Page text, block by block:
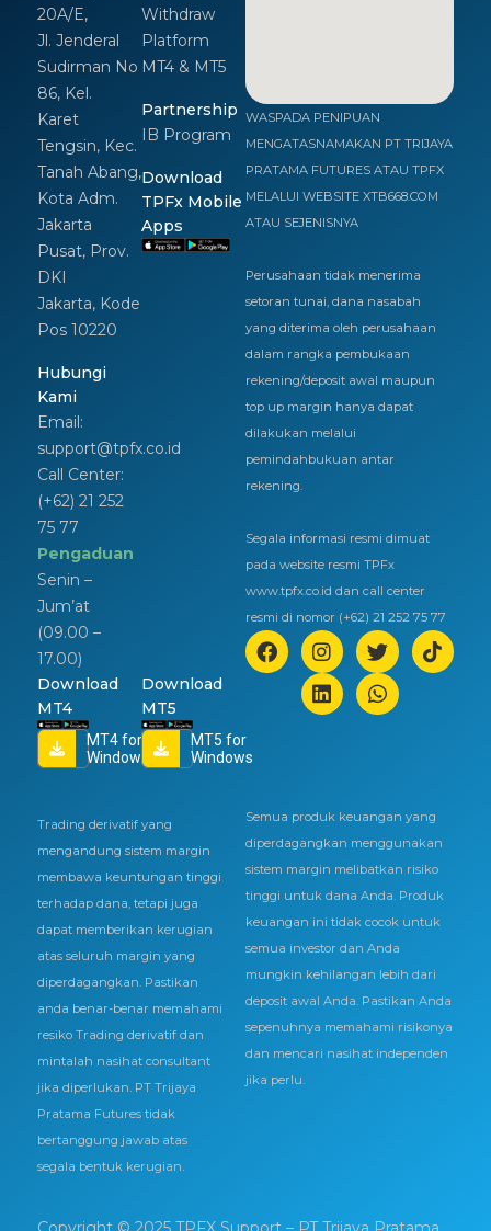
20A/E,
Jl. Jenderal
Sudirman No
86, Kel.
Karet
Tengsin, Kec.
Tanah Abang,
Kota Adm.
Jakarta
Pusat, Prov.
DKI
Jakarta, Kode
Pos 10220
Hubungi
Kami
Email:
support@tpfx.co.id
Call Center:
(+62) 21 252
75 77
Pengaduan
Senin –
Jum’at
(09.00 –
17.00)
Withdraw
Platform
MT4 & MT5
Partnership
IB Program
Download
TPFx Mobile
Apps
Download
MT4
MT4 for
Windows
Download
MT5
MT5 for
Windows
WASPADA PENIPUAN
MENGATASNAMAKAN PT TRIJAYA
PRATAMA FUTURES ATAU TPFX
MELALUI WEBSITE XTB668.COM
ATAU SEJENISNYA
Perusahaan tidak menerima
setoran tunai, dana nasabah
yang diterima oleh perusahaan
dalam rangka pembukaan
rekening/deposit awal maupun
top up margin hanya dapat
dilakukan melalui
pemindahbukuan antar
rekening.
Segala informasi resmi dimuat
pada website resmi TPFx
www.tpfx.co.id dan call center
resmi di nomor (+62) 21 252 75 77
Trading derivatif yang
mengandung sistem margin
membawa keuntungan tinggi
terhadap dana, tetapi juga
dapat memberikan kerugian
atas seluruh margin yang
diperdagangkan. Pastikan
anda benar-benar memahami
resiko Trading derivatif dan
mintalah nasihat consultant
jika diperlukan. PT Trijaya
Pratama Futures tidak
bertanggung jawab atas
segala bentuk kerugian.
Semua produk keuangan yang
diperdagangkan menggunakan
sistem margin melibatkan risiko
tinggi untuk dana Anda. Produk
keuangan ini tidak cocok untuk
semua investor dan Anda
mungkin kehilangan lebih dari
deposit awal Anda. Pastikan Anda
sepenuhnya memahami risikonya
dan mencari nasihat independen
jika perlu.